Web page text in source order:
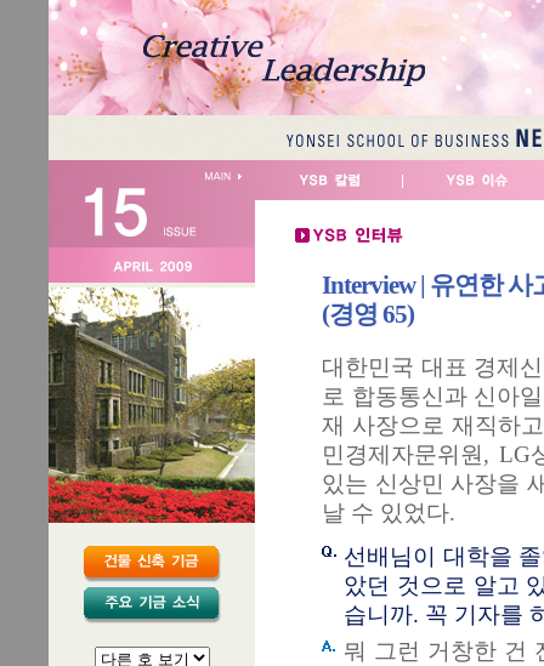
Interview | 유연한
(경영 65)
대한민국 대표 경제
로 합동통신과 신아
재 사장으로 재직하
민경제자문위원,
있는 신상민 사장을
날 수 있었다.
선배님이 대학을
았던 것으로 알고
습니까. 꼭 기자를
뭐 그런 거창한 건